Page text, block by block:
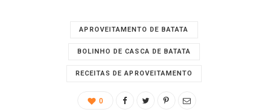
APROVEITAMENTO DE BATATA
BOLINHO DE CASCA DE BATATA
RECEITAS DE APROVEITAMENTO
0